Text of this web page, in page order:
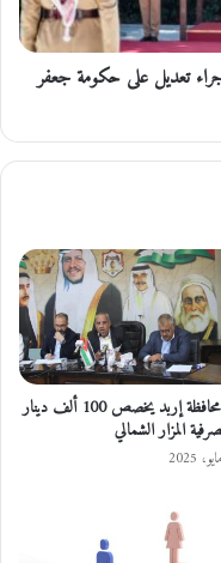
إجراء تعديل على حكومة جعفر
مجلس محافظة إربد يخصص 100 ألف دينار
المزار الشمالي